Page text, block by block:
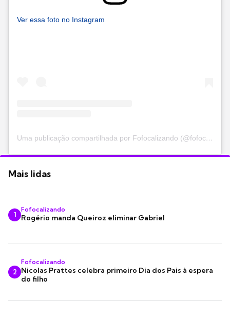
Ver essa foto no Instagram
Uma publicação compartilhada por Fofocalizando (@fofocalizando)
Mais lidas
1
Fofocalizando
Rogério manda Queiroz eliminar Gabriel
2
Fofocalizando
Nicolas Prattes celebra primeiro Dia dos Pais à espera
do filho